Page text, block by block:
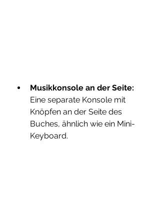
Musikkonsole an der Seite:
Eine separate Konsole mit
Knöpfen an der Seite des
Buches, ähnlich wie ein Mini-
Keyboard.